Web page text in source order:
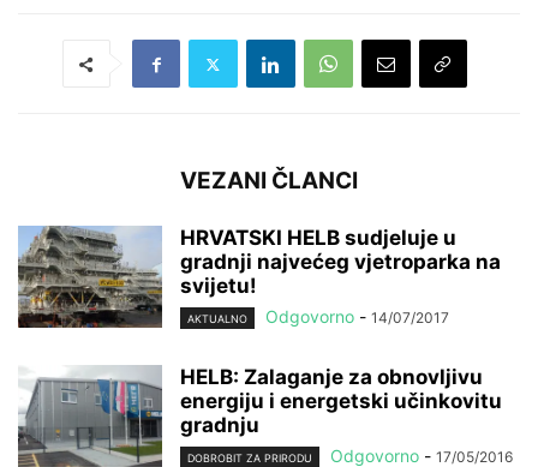
VEZANI ČLANCI
HRVATSKI HELB sudjeluje u
gradnji najvećeg vjetroparka na
svijetu!
AKTUALNO Odgovorno - 14/07/2017
HELB: Zalaganje za obnovljivu
energiju i energetski učinkovitu
gradnju
DOBROBIT ZA PRIRODU Odgovorno - 17/05/2016